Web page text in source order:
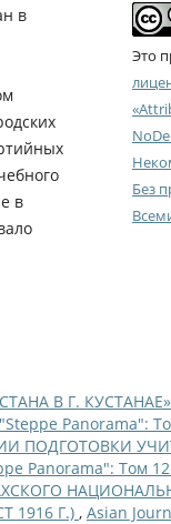
в
в
Это
Без
В Г.
Panorama":
ПОДГОТОВКИ
Panorama": Том
1916 Г.) , Asian